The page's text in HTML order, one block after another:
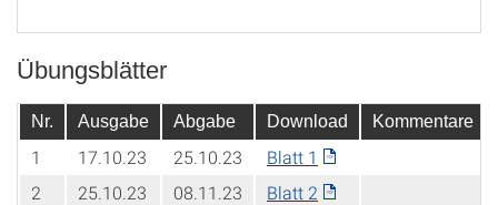
Übungsblätter
Nr. Ausgabe Abgabe Download Kommentare
1 17.10.23 25.10.23
Blatt 1
2
25.10.23 08.11.23
Blatt 2